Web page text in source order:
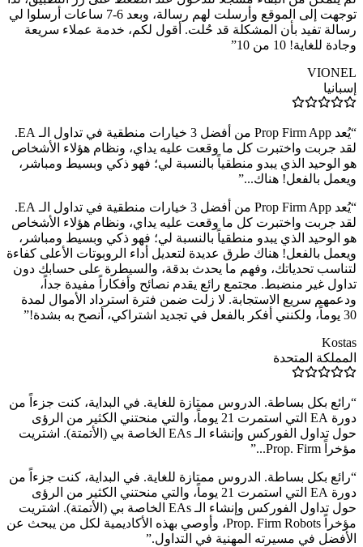
توجهت إلى الموقع وأرسلت لهم رسالة، وبعد 6-7 ساعات أرسلوا لي
رسالة تفيد بأن المشكلة قد حُلت. أقول لكم، خدمة عملاء سريعة
وجادة للغاية! 10 من 10
”
VIONEL
إسبانيا
“
يُعد Prop Firm App من أفضل 3 خيارات منطقية في تداول الـ EA.
لقد جربت واختبرت كل ما وقعت عليه يداي، ونظام هؤلاء الأشخاص
هو الوحيد الذي يبدو منطقياً بالنسبة لي؛ فهو ذكي وبسيط ومباشر،
ويعمل بالفعل! هناك...”
“
يُعد Prop Firm App من أفضل 3 خيارات منطقية في تداول الـ EA.
لقد جربت واختبرت كل ما وقعت عليه يداي، ونظام هؤلاء الأشخاص
هو الوحيد الذي يبدو منطقياً بالنسبة لي؛ فهو ذكي وبسيط ومباشر،
ويعمل بالفعل! هناك طرق عديدة لتعديل أداء الروبوتات الأعلى كفاءة
لتناسب تحدياتك، وفهم ما يحدث بدقة، والسيطرة على حسابك دون
تداول غير منضبط. مجتمع رائع يقدم نصائح وأفكاراً مفيدة جداً،
ودعمهم سريع الاستجابة. لا زلت ضمن فترة استرداد الأموال لمدة
30 يوماً، ولكنني أفكر بالفعل في تجديد اشتراكي، أنصح به بشدة!
”
Kostas
المملكة المتحدة
“رائع بكل بساطة. الدروس ممتازة للغاية. في البداية، كنت جزءاً من
دورة EA التي استمرت 21 يوماً، والتي منحتني الكثير من الرؤى
حول تداول الفوركس وإنشاء الـ EAs الخاصة بي (الأتمتة). اشتريت
مؤخراً Prop. Firm...
”
“رائع بكل بساطة. الدروس ممتازة للغاية. في البداية، كنت جزءاً من
دورة EA التي استمرت 21 يوماً، والتي منحتني الكثير من الرؤى
حول تداول الفوركس وإنشاء الـ EAs الخاصة بي (الأتمتة). اشتريت
مؤخراً Prop. Firm Robots، وأوصي بهذه الأكاديمية لكل من يبحث عن
الأفضل في مسيرته المهنية في التداول.”